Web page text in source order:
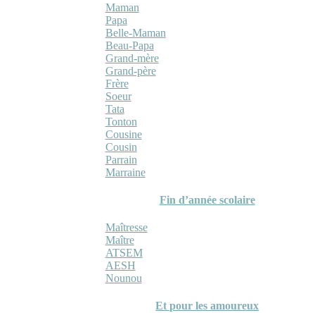
Maman
Papa
Belle-Maman
Beau-Papa
Grand-mère
Grand-père
Frère
Soeur
Tata
Tonton
Cousine
Cousin
Parrain
Marraine
Fin d’année scolaire
Maîtresse
Maître
ATSEM
AESH
Nounou
Et pour les amoureux